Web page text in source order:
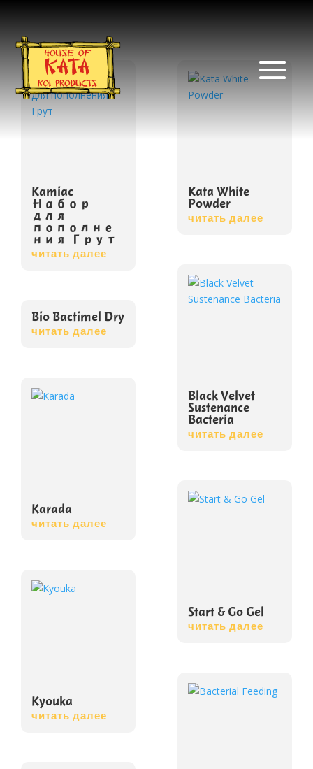
Kamiac
Набор
для
пополне
ния Грут
читать далее
Bio Bactimel Dry
читать далее
Karada
читать далее
Kyouka
читать далее
Kata White
Powder
читать далее
Black Velvet
Sustenance
Bacteria
читать далее
Start & Go Gel
читать далее